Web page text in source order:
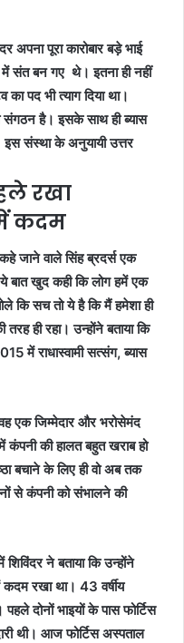
पूरा कारोबार बड़े भाई
में संत बन गए थे। इतना ही नहीं
पद भी त्याग दिया था।
संगठन है। इसके साथ ही ब्यास
इस संस्था के अनुयायी उत्तर
रखा
में कदम
जाने वाले सिंह ब्रदर्स एक
बात खुद कही कि लोग हमें एक
कि सच तो ये है कि मैं हमेशा ही
ही रहा। उन्होंने बताया कि
में राधास्वामी सत्संग, ब्यास
एक जिम्मेदार और भरोसेमंद
की हालत बहुत खराब हो
बचाने के लिए ही वो अब तक
से कंपनी को संभालने की
ने बताया कि उन्होंने
कदम रखा था। 43 वर्षीय
दोनों भाइयों के पास फोर्टिस
थी। आज फोर्टिस अस्पताल